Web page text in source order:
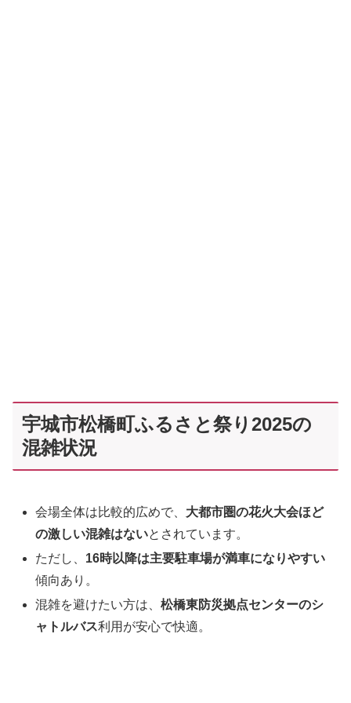
宇城市松橋町ふるさと祭り2025の
混雑状況
会場全体は比較的広めで、 大都市圏の花火大会ほど
の激しい混雑はないとされています。
ただし、 16時以降は主要駐車場が満車になりやすい
傾向あり。
混雑を避けたい方は、松橋東防災拠点センターのシ
ャトルバス利用が安心で快適。